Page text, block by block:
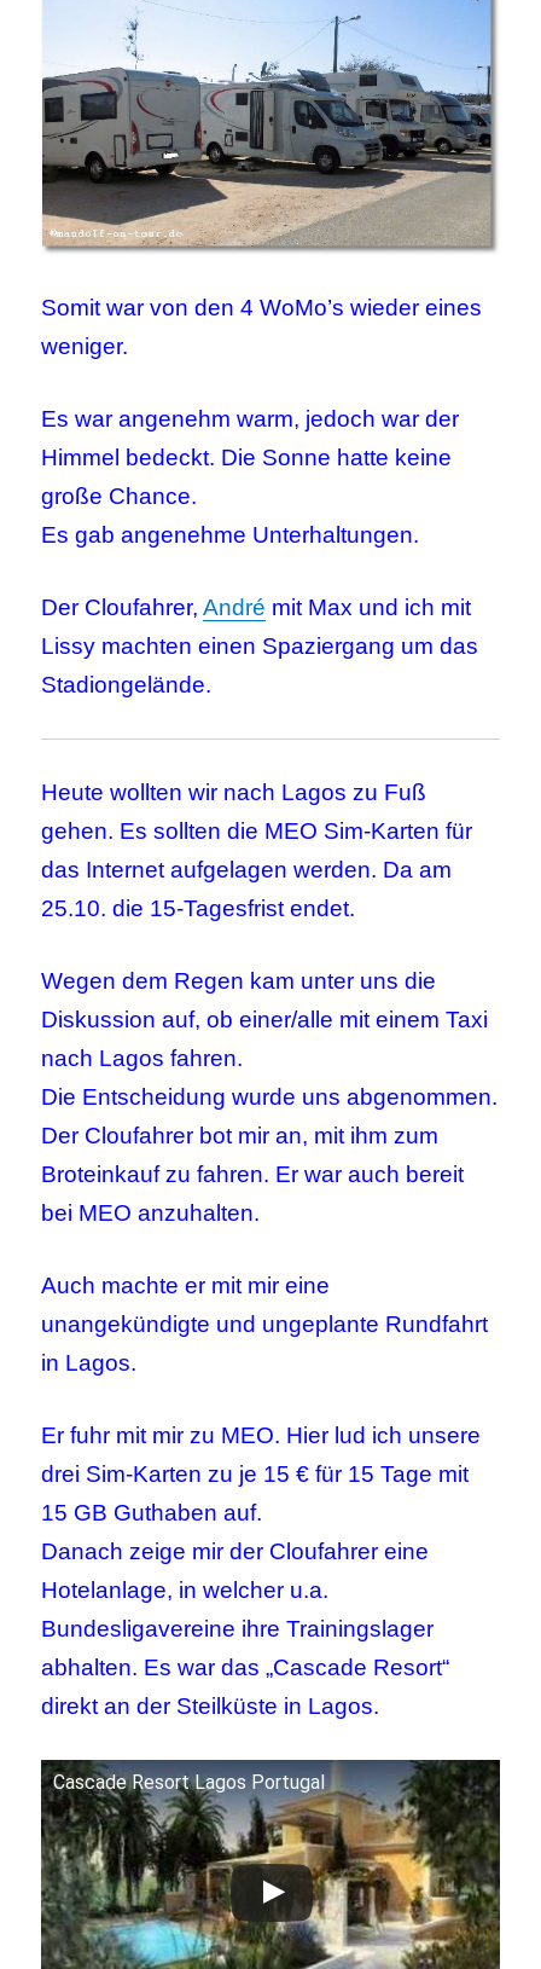
Somit war von den 4 WoMo’s wieder eines
weniger.
Es war angenehm warm, jedoch war der
Himmel bedeckt. Die Sonne hatte keine
große Chance.
Es gab angenehme Unterhaltungen.
Der Cloufahrer,André mit Max und ich mit
Lissy machten einen Spaziergang um das
Stadiongelände.
Heute wollten wir nach Lagos zu Fuß
gehen. Es sollten die MEO Sim-Karten für
das Internet aufgelagen werden. Da am
25.10. die 15-Tagesfrist endet.
Wegen dem Regen kam unter uns die
Diskussion auf, ob einer/alle mit einem Taxi
nach Lagos fahren.
Die Entscheidung wurde uns abgenommen.
Der Cloufahrer bot mir an, mit ihm zum
Broteinkauf zu fahren. Er war auch bereit
bei MEO anzuhalten.
Auch machte er mit mir eine
unangekündigte und ungeplante Rundfahrt
in Lagos.
Er fuhr mit mir zu MEO. Hier lud ich unsere
drei Sim-Karten zu je 15 € für 15 Tage mit
15 GB Guthaben auf.
Danach zeige mir der Cloufahrer eine
Hotelanlage, in welcher u.a.
Bundesligavereine ihre Trainingslager
abhalten. Es war das „Cascade Resort“
direkt an der Steilküste in Lagos.
Cascade Resort Lagos Portugal